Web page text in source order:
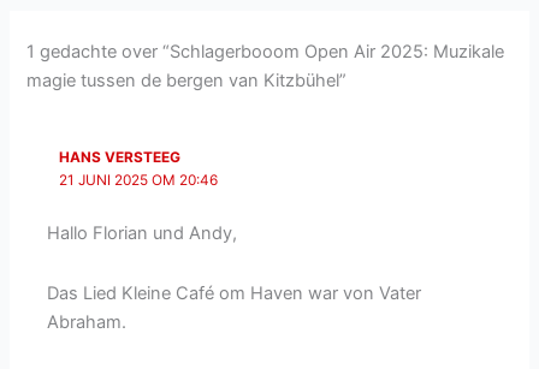
1 gedachte over “Schlagerbooom Open Air 2025: Muzikale
magie tussen de bergen van Kitzbühel”
HANS VERSTEEG
21 JUNI 2025 OM 20:46
Hallo Florian und Andy,
Das Lied Kleine Café om Haven war von Vater
Abraham.